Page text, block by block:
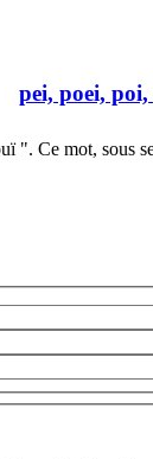
pei, poei,
". Ce mot, sous